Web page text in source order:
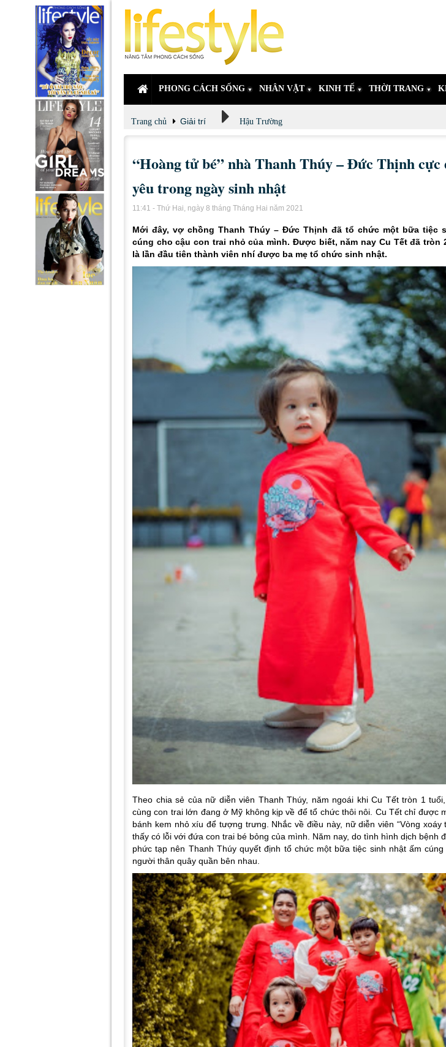
PHONG CÁCH SỐNG NHÂN VẬT KINH TẾ THỜI TRANG
Trang chủ Giải trí Hậu Trường
“Hoàng tử bé” nhà Thanh Thúy – Đức Thịnh cực
yêu trong ngày sinh nhật
11:41 - Thứ Hai, ngày 8 tháng Tháng Hai năm 2021
Mới đây, vợ chồng Thanh Thúy – Đức Thịnh đã tổ chức một bữa tiệc
cúng cho cậu con trai nhỏ của mình. Được biết, năm nay Cu Tết đã tròn
là lần đầu tiên thành viên nhí được ba mẹ tổ chức sinh nhật.
Theo chia sẻ của nữ diễn viên Thanh Thúy, năm ngoái khi Cu Tết tròn 1
cùng con trai lớn đang ở Mỹ không kịp về để tổ chức thôi nôi. Cu Tết chỉ được
bánh kem nhỏ xíu để tượng trưng. Nhắc về điều này, nữ diễn viên “Vòng xoáy
thấy có lỗi với đứa con trai bé bỏng của mình. Năm nay, do tình hình dịch bệnh
phức tạp nên Thanh Thúy quyết định tổ chức một bữa tiệc sinh nhật ấm cúng
người thân quây quần bên nhau.